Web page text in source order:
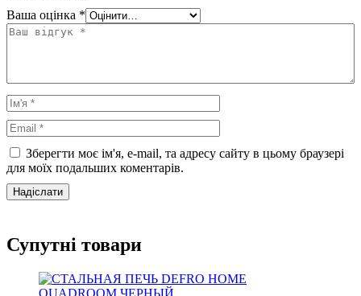
Ваша оцінка *
Зберегти моє ім'я, e-mail, та адресу сайту в цьому браузері
для моїх подальших коментарів.
Супутні товари